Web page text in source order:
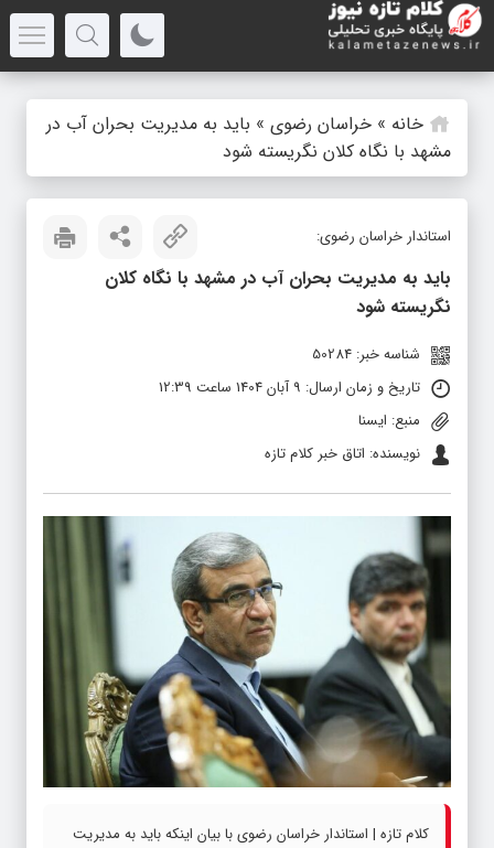
خانه » خراسان رضوی » باید به مدیریت بحران آب در
مشهد با نگاه کلان نگریسته شود
استاندار خراسان رضوی:
باید به مدیریت بحران آب در مشهد با نگاه کلان
نگریسته شود
شناسه خبر: 50284
تاریخ و زمان ارسال: 9 آبان 1404 ساعت 12:39
منبع: ایسنا
نویسنده: اتاق خبر کلام تازه
کلام تازه | استاندار خراسان رضوی با بیان اینکه باید به مدیریت